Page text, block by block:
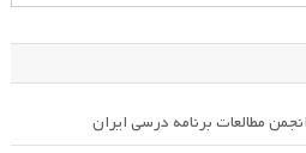
مطالعات برنامه درسی ایران